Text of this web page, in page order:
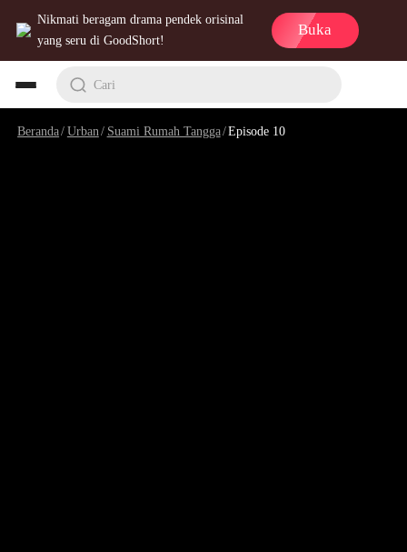
Nikmati beragam drama pendek orisinal
yang seru di GoodShort!
Buka
Cari
Beranda/Urban / Suami Rumah Tangga/Episode 10